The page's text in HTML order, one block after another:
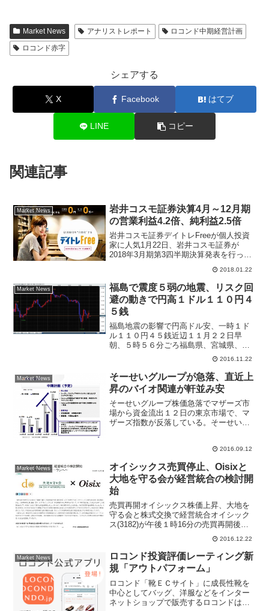
Market News アナリストレポート
ロコンド中期経営計画
ロコンド赤字
シェアする
X Facebook はてブ
LINE コピー
関連記事
Market News
岩井コスモ証券決算4月～12月期
の営業利益4.2倍、純利益2.5倍
岩井コスモ証券デイトレFreeが個人投資
家に人気1月22日、岩井コスモ証券が
2018年3月期第3四半期決算発表を行っ
の34億円と、上昇相場の恩恵を受けて投
資家の株式売買委託手数料が増加。開示
資料...
2018.01.22
Market News
福島で震度５弱の地震、リスク回
避の動きで円高１ドル１１０円４
５銭
福島地震の影響で円高ドル安、一時１ド
ル１１０円４５銭近辺１１月２２日早
朝、５時５６分ごろ福島県、宮城県、茨
城県、栃木県、千葉県、東京都などで震
度５弱の地震があった、マグニチュード
７．３規模。震源地は福島県沖１０キロ
メートル、３メートルの津波...
2016.11.22
Market News
そーせいグループが急落、直近上
昇のバイオ関連が軒並み安
そーせいグループ株価急落でマザーズ市
場から資金流出１２日の東京市場で、マ
ザーズ指数が反落している。そーせいグ
は７．５７％で値下がり率ランキング５
位となった。きょう...
2016.09.12
Market News
オイシックス売買停止、Oisixと
大地を守る会が経営統合の検討開
始
売買再開オイシックス株価上昇、大地を
守る会と株式交換で経営統合オイシック
ス(3182)が午後１時16分の売買再開後に
カイ気配スタートし急伸。午後１時25分
現在、前日比243円（11.5％）高の2360円
まで買われている。同社はきょうの午後
１...
2016.12.22
Market News
ロコンド投資評価レーティング新
規「アウトパフォーム」
ロコンド「靴ＥＣサイト」に成長性靴を
中心としてバッグ、洋服などをインター
ネットショップで販売するロコンドは